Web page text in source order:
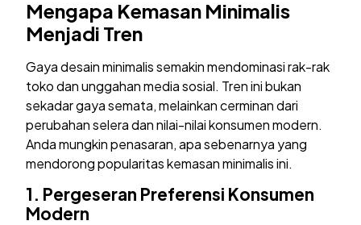
Mengapa Kemasan Minimalis
Menjadi Tren
Gaya desain minimalis semakin mendominasi rak-rak
toko dan unggahan media sosial. Tren ini bukan
sekadar gaya semata, melainkan cerminan dari
perubahan selera dan nilai-nilai konsumen modern.
Anda mungkin penasaran, apa sebenarnya yang
mendorong popularitas kemasan minimalis ini.
1. Pergeseran Preferensi Konsumen
Modern